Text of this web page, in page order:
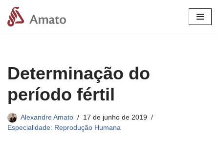
Pular
Determinação do
período fértil
Alexandre Amato
17 de junho de 2019
Especialidade: Reprodução Humana